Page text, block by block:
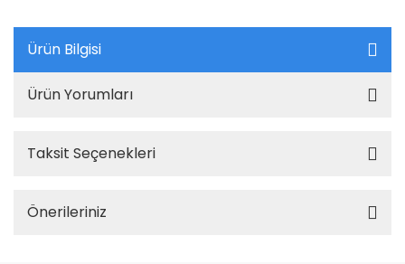
Ürün Bilgisi
Ürün Yorumları
Taksit Seçenekleri
Önerileriniz